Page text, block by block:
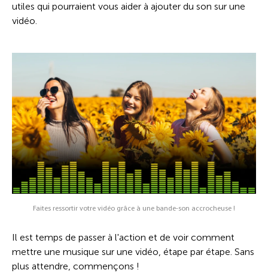
utiles qui pourraient vous aider à ajouter du son sur une
vidéo.
Faites ressortir votre vidéo grâce à une bande-son accrocheuse !
Il est temps de passer à l'action et de voir comment
mettre une musique sur une vidéo, étape par étape. Sans
plus attendre, commençons !